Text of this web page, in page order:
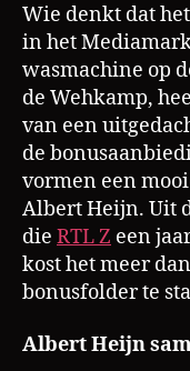
Wie denkt dat
in het
wasmachine op
de Wehkamp,
van een
de
vormen een
Albert Heijn. Uit
die RTL Z een
kost het meer
bonusfolder te
Albert Heijn